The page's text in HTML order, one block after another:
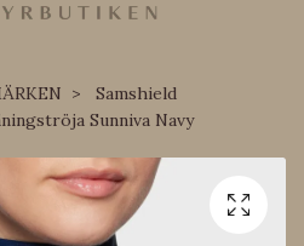
Samshield
Sunniva Navy